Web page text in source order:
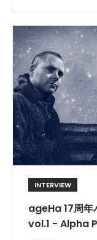
INTERVIEW
ageHa 17周年
vol.1 - Alpha